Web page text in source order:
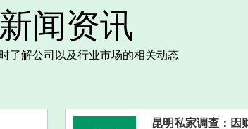
新闻资讯
了解公司以及行业市场的相关动态
昆明私家调查：因